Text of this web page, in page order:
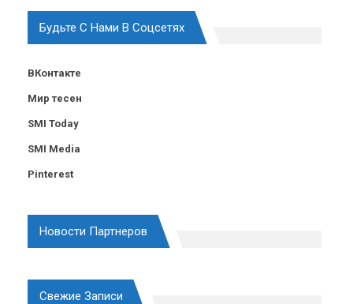
Будьте С Нами В Соцсетях
ВКонтакте
Мир тесен
SMI Today
SMI Media
Pinterest
Новости Партнеров
Свежие Записи